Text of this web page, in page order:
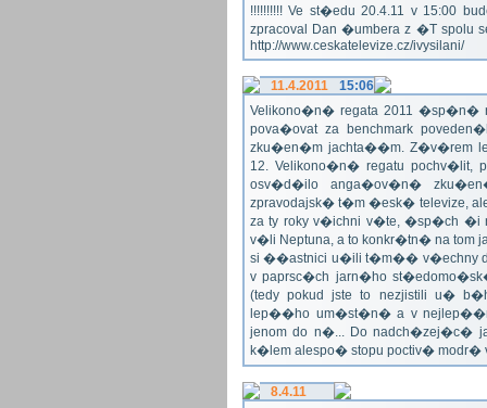
!!!!!!!!!! Ve st�edu 20.4.11 v 15:00
zpracoval Dan �umbera z �T spolu
http://www.ceskatelevize.cz/ivysilani/
11.4.2011
15:06
Velikono�n� regata 2011 �sp�n�
pova�ovat za benchmark
zku�en�m jachta��m. Z�v�rem
12. Velikono�n� regatu
osv�d�ilo anga�ov�n�
zpravodajsk� t�m �esk� televize,
za ty roky v�ichni v�te, �sp�ch
v�li Neptuna, a to konkr�tn� na tom
si ��astnici u�ili t�m�� v�echny
v paprsc�ch jarn�ho
(tedy pokud jste to nezjistili u�
lep��ho um�st�n� a v
jenom do n�... Do nadch�zej�c�
k�lem alespo� stopu poctiv�
8.4.11